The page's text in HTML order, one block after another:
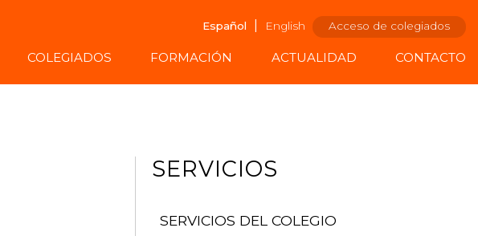
Español English Acceso de colegiados
COLEGIADOS FORMACIÓN ACTUALIDAD CONTACTO
SERVICIOS
SERVICIOS DEL COLEGIO